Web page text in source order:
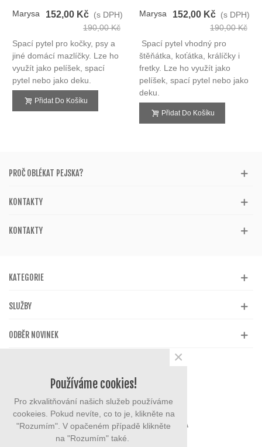
Marysa
3v1
152,00 Kč (s DPH)
190,00 Kč
Spací pytel pro kočky, psy a
jiné domácí mazlíčky. Lze ho
využít jako pelíšek, spací
pytel nebo jako deku.
Přidat Do Košíku
Marysa
3v1
152,00 Kč (s DPH)
190,00 Kč
Spací pytel vhodný pro
štěňátka, koťátka, králíčky i
fretky. Lze ho využít jako
pelíšek, spací pytel nebo jako
deku.
Přidat Do Košíku
PROČ OBLÉKAT PEJSKA?
KONTAKTY
KONTAKTY
KATEGORIE
SLUŽBY
ODBĚR NOVINEK
Používáme cookies!
Pro zkvalitňování našich služeb používáme
cookeies. Pokud nevíte, co to je, klikněte na
"Rozumím". V opačeném případě klikněte
na "Rozumím" také.
×